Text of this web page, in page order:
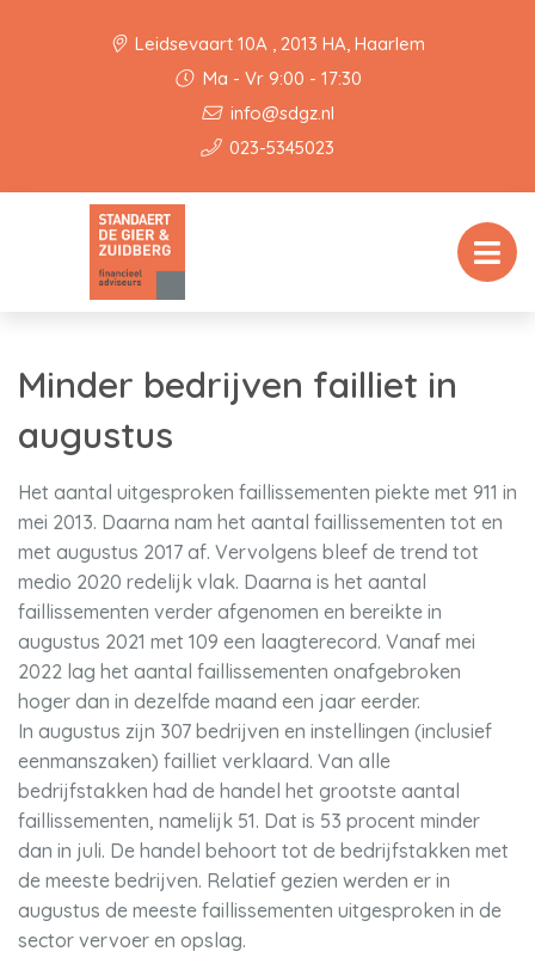
Leidsevaart 10A , 2013 HA, Haarlem
Ma - Vr 9:00 - 17:30
info@sdgz.nl
023-5345023
Minder bedrijven failliet in
augustus
Het aantal uitgesproken faillissementen piekte met 911 in
mei 2013. Daarna nam het aantal faillissementen tot en
met augustus 2017 af. Vervolgens bleef de trend tot
medio 2020 redelijk vlak. Daarna is het aantal
faillissementen verder afgenomen en bereikte in
augustus 2021 met 109 een laagterecord. Vanaf mei
2022 lag het aantal faillissementen onafgebroken
hoger dan in dezelfde maand een jaar eerder.
In augustus zijn 307 bedrijven en instellingen (inclusief
eenmanszaken) failliet verklaard. Van alle
bedrijfstakken had de handel het grootste aantal
faillissementen, namelijk 51. Dat is 53 procent minder
dan in juli. De handel behoort tot de bedrijfstakken met
de meeste bedrijven. Relatief gezien werden er in
augustus de meeste faillissementen uitgesproken in de
sector vervoer en opslag.